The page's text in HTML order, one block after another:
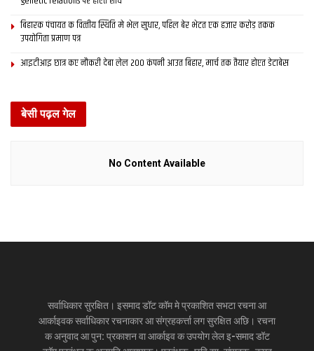
बिहारक पंचायत क वित्‍तीय स्थिति मे भेल सुधार, पहिल बेर भेटत एक हजार करोड़ तकक
उपयोगिता प्रमाण पत्र
आइटीआइ छात्र कए नौकरी देबा लेल 200 कंपनी आउत बिहार, मार्च तक तैयार होएत डेटाबेस
बेसी पढ़ल गेल
No Content Available
सर्वाधिकार सुरक्षित। इसमाद डॉट कॉम मे प्रकाशित सभटा रचना आ
आर्काइवक सर्वाधिकार रचनाकार आ संग्रहकर्त्ता लग सुरक्षित अछि। रचना
क अनुवाद आ पुन: प्रकाशन वा आर्काइव क उपयोग लेल इ-समाद डॉट